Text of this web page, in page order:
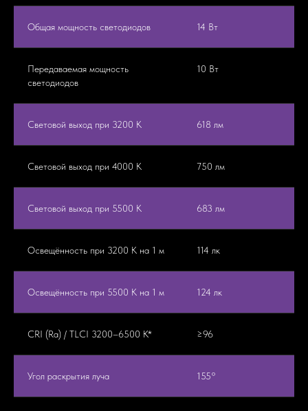
Общая мощность светодиодов 14 Вт
Передаваемая мощность
светодиодов
10 Вт
Световой выход при 3200 K 618 лм
Световой выход при 4000 K 750 лм
Световой выход при 5500 K 683 лм
Освещённость при 3200 K на 1 м 114 лк
Освещённость при 5500 K на 1 м 124 лк
CRI (Ra) / TLCI 3200–6500 K* ≥96
Угол раскрытия луча 155°